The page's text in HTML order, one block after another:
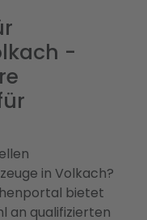
-
in Volkach?
bietet
an qualifizierten